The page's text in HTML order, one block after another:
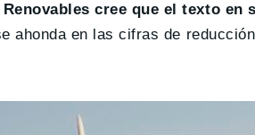
cree que el texto en
ahonda en las cifras de